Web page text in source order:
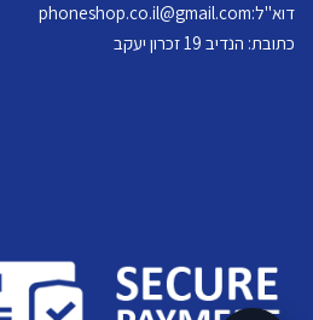
דוא"ל:phoneshop.co.il@gmail.com
כתובת: הנדיב 19 זכרון יעקב